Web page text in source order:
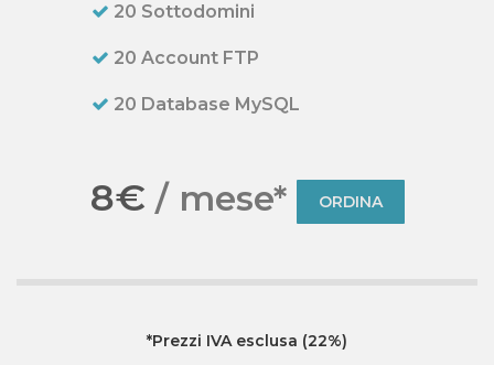
20 Sottodomini
20 Account FTP
20 Database MySQL
8€ / mese* ORDINA
*Prezzi IVA esclusa (22%)